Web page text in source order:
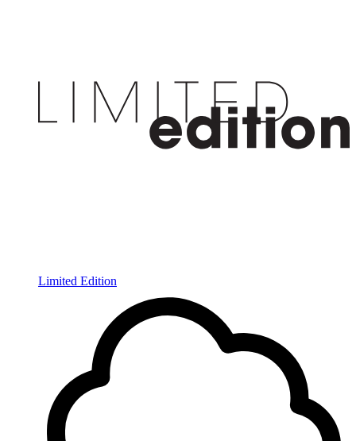
Limited Edition